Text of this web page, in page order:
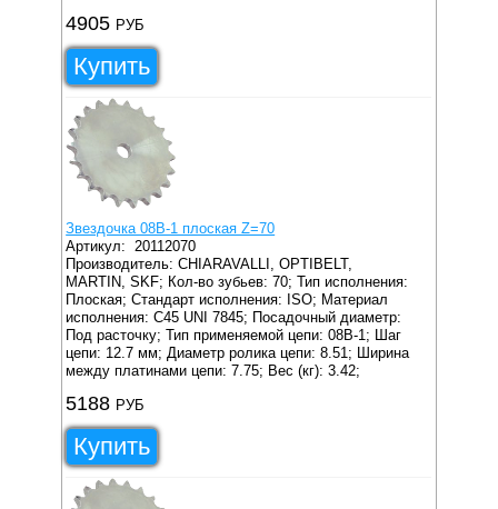
4905 РУБ
Купить
Звездочка 08B-1 плоская Z=70
Артикул: 20112070
Производитель: CHIARAVALLI, OPTIBELT,
MARTIN, SKF; Кол-во зубьев: 70; Тип исполнения:
Плоская; Стандарт исполнения: ISO; Материал
исполнения: C45 UNI 7845; Посадочный диаметр:
Под расточку; Тип применяемой цепи: 08B-1;
Шаг
цепи: 12.7 мм; Диаметр ролика цепи: 8.51;
Ширина
между платинами цепи: 7.75; Вес (кг): 3.42;
5188 РУБ
Купить